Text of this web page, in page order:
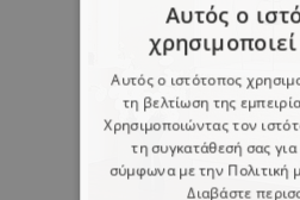
Αυτός ο
Αυτός ο ιστότοπος
τη βελτίωση της
Χρησιμοποιώντας τον
τη συγκατάθεσή σας
σύμφωνα με την Πολιτική
Διαβάστε